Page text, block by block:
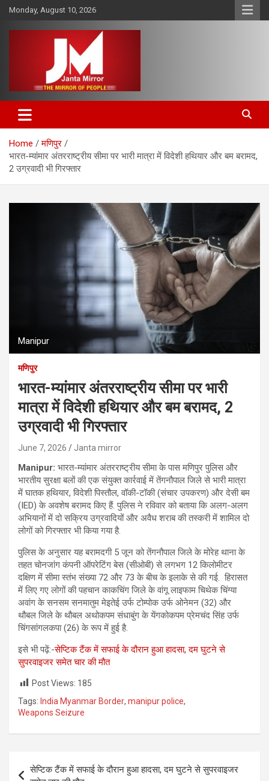
Skip
content
Monday, August 10, 2026
Janta Mirror
Home
मणिपुर
भारत-म्यांमार अंतरराष्ट्रीय सीमा पर भारी मात्रा में विदेशी हथियार और बम बरामद,
2 उग्रवादी भी गिरफ्तार
Manipur
मणिपुर
भारत-म्यांमार अंतरराष्ट्रीय सीमा पर भारी
मात्रा में विदेशी हथियार और बम बरामद, 2
उग्रवादी भी गिरफ्तार
June 7, 2026 Janta mirror
Manipur: भारत-म्यांमार अंतरराष्ट्रीय सीमा के पास मणिपुर पुलिस और
भारतीय सुरक्षा बलों की एक संयुक्त कार्रवाई में तेंगनौपाल जिले से भारी मात्रा
में घातक हथियार, विदेशी पिस्तौल, वॉकी-टॉकी (संचार उपकरण) और देसी बम
(IED) के अवशेष बरामद किए हैं. पुलिस ने रविवार को बताया कि अलग-अलग
अभियानों में दो सक्रिय उग्रवादियों और अवैध शराब की तस्करी में शामिल दो
लोगों को गिरफ्तार भी किया गया है.
पुलिस के अनुसार यह बरामदगी 5 जून को तेंगनौपाल जिले के मोरेह थाना के
तहत चोनजांग कंपनी ऑपरेटिंग बेस (सीओबी) से लगभग 12 किलोमीटर
दक्षिण में सीमा स्तंभ संख्या 72 और 73 के बीच के इलाके से की गई. हिरासत
में लिए गए लोगों की पहचान काकचिंग जिले के वांगू लाइफाम चिथेक चिंग्या
अवांग के सनसम सनमातुम मेइतेई उर्फ ​​टोम्पोक उर्फ ​​ओनेमन (32) और
थौबल जिले के थौबल अथोकपम संधाबुंग के येंगकोकपम प्रेमचंद सिंह उर्फ ​​
चिंगसांगलकपा (26) के रूप में हुई है.
इसे भी पढ़ें:-सेप्टिक टैंक में सफाई के दौरान हुआ हादसा, दम घुटने से
सुपरवाइजर समेत चार की मौत
Post Views: 185
Tags: India Myanmar Border, manipur police,
Weapons Seizure
Post
सेप्टिक टैंक में सफाई के दौरान हुआ हादसा, दम घुटने से सुपरवाइजर